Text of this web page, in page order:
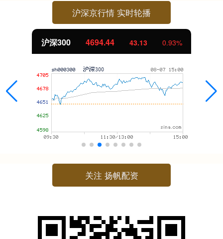
沪深京行情 实时轮播
沪深300 4694.44 43.13 0.93%
关注 扬帆配资